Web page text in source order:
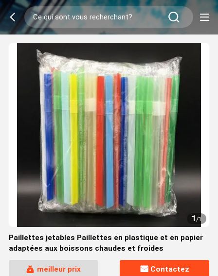
1/1
Paillettes jetables Paillettes en plastique et en papier
adaptées aux boissons chaudes et froides
meilleur prix Contactez